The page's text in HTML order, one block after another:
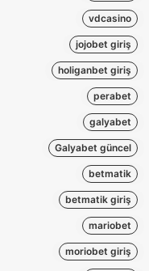
vdcasino
jojobet giriş
holiganbet giriş
perabet
galyabet
Galyabet güncel
betmatik
betmatik giriş
mariobet
moriobet giriş